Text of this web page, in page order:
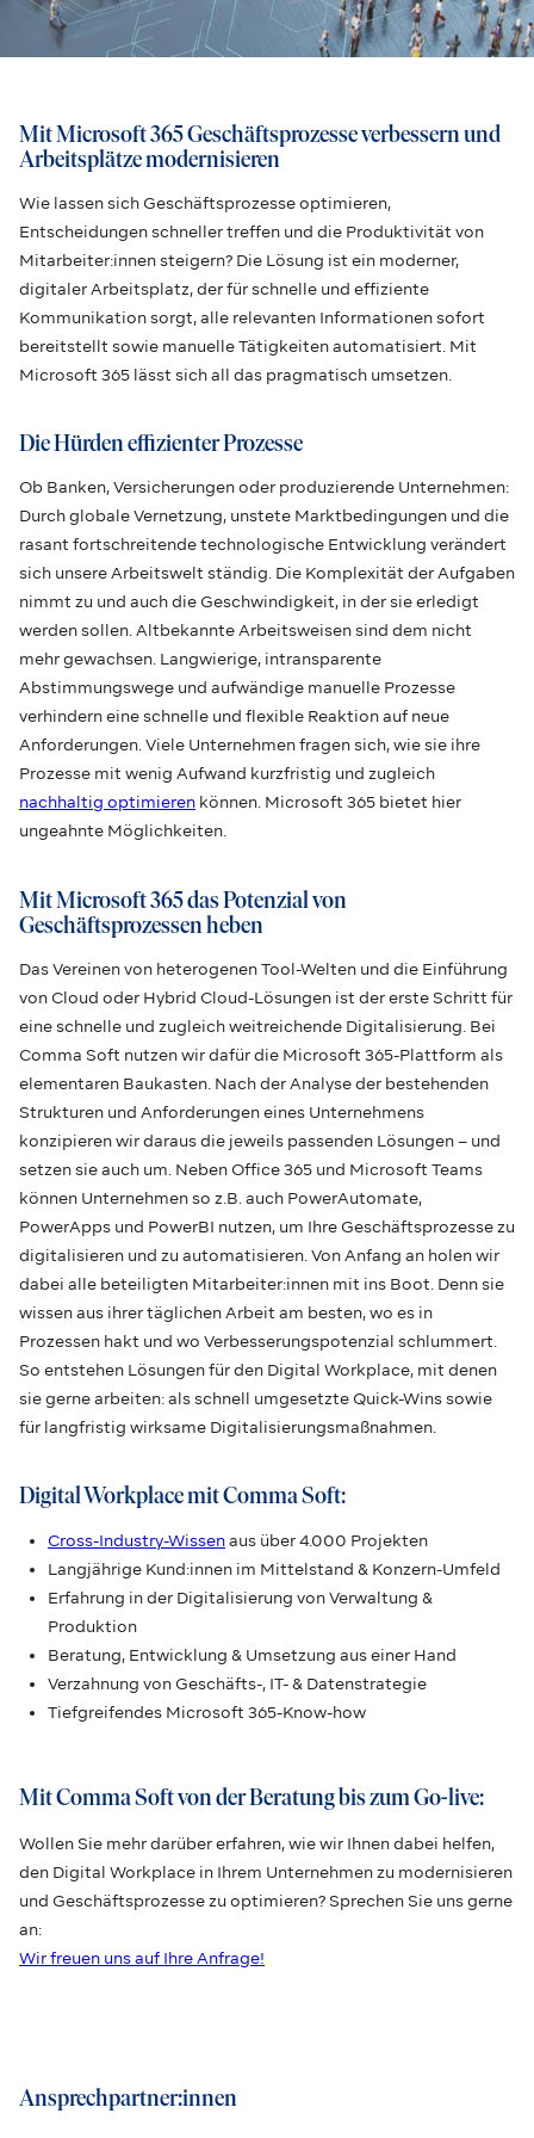
Mit Microsoft 365 Geschäftsprozesse verbessern und
Arbeitsplätze modernisieren
Wie lassen sich Geschäftsprozesse optimieren,
Entscheidungen schneller treffen und die Produktivität von
Mitarbeiter:innen steigern? Die Lösung ist ein moderner,
digitaler Arbeitsplatz, der für schnelle und effiziente
Kommunikation sorgt, alle relevanten Informationen sofort
bereitstellt sowie manuelle Tätigkeiten automatisiert. Mit
Microsoft 365 lässt sich all das pragmatisch umsetzen.
Die Hürden effizienter Prozesse
Ob Banken, Versicherungen oder produzierende Unternehmen:
Durch globale Vernetzung, unstete Marktbedingungen und die
rasant fortschreitende technologische Entwicklung verändert
sich unsere Arbeitswelt ständig. Die Komplexität der Aufgaben
nimmt zu und auch die Geschwindigkeit, in der sie erledigt
werden sollen. Altbekannte Arbeitsweisen sind dem nicht
mehr gewachsen. Langwierige, intransparente
Abstimmungswege und aufwändige manuelle Prozesse
verhindern eine schnelle und flexible Reaktion auf neue
Anforderungen. Viele Unternehmen fragen sich, wie sie ihre
Prozesse mit wenig Aufwand kurzfristig und zugleich
nachhaltig optimieren können. Microsoft 365 bietet hier
ungeahnte Möglichkeiten.
Mit Microsoft 365 das Potenzial von
Geschäftsprozessen heben
Das Vereinen von heterogenen Tool-Welten und die Einführung
von Cloud oder Hybrid Cloud-Lösungen ist der erste Schritt für
eine schnelle und zugleich weitreichende Digitalisierung. Bei
Comma Soft nutzen wir dafür die Microsoft 365-Plattform als
elementaren Baukasten. Nach der Analyse der bestehenden
Strukturen und Anforderungen eines Unternehmens
konzipieren wir daraus die jeweils passenden Lösungen – und
setzen sie auch um. Neben Office 365 und Microsoft Teams
können Unternehmen so z.B. auch PowerAutomate,
PowerApps und PowerBI nutzen, um Ihre Geschäftsprozesse zu
digitalisieren und zu automatisieren. Von Anfang an holen wir
dabei alle beteiligten Mitarbeiter:innen mit ins Boot. Denn sie
wissen aus ihrer täglichen Arbeit am besten, wo es in
Prozessen hakt und wo Verbesserungspotenzial schlummert.
So entstehen Lösungen für den Digital Workplace, mit denen
sie gerne arbeiten: als schnell umgesetzte Quick-Wins sowie
für langfristig wirksame Digitalisierungsmaßnahmen.
Digital Workplace mit Comma Soft:
Cross-Industry-Wissenaus über 4.000 Projekten
Langjährige Kund:innen im Mittelstand & Konzern-Umfeld
Erfahrung in der Digitalisierung von Verwaltung &
Produktion
Beratung, Entwicklung & Umsetzung aus einer Hand
Verzahnung von Geschäfts-, IT- & Datenstrategie
Tiefgreifendes Microsoft 365-Know-how
Mit Comma Soft von der Beratung bis zum Go-live:
Wollen Sie mehr darüber erfahren, wie wir Ihnen dabei helfen,
den Digital Workplace in Ihrem Unternehmen zu modernisieren
und Geschäftsprozesse zu optimieren? Sprechen Sie uns gerne
an:
Wir freuen uns auf Ihre Anfrage!
Ansprechpartner:innen